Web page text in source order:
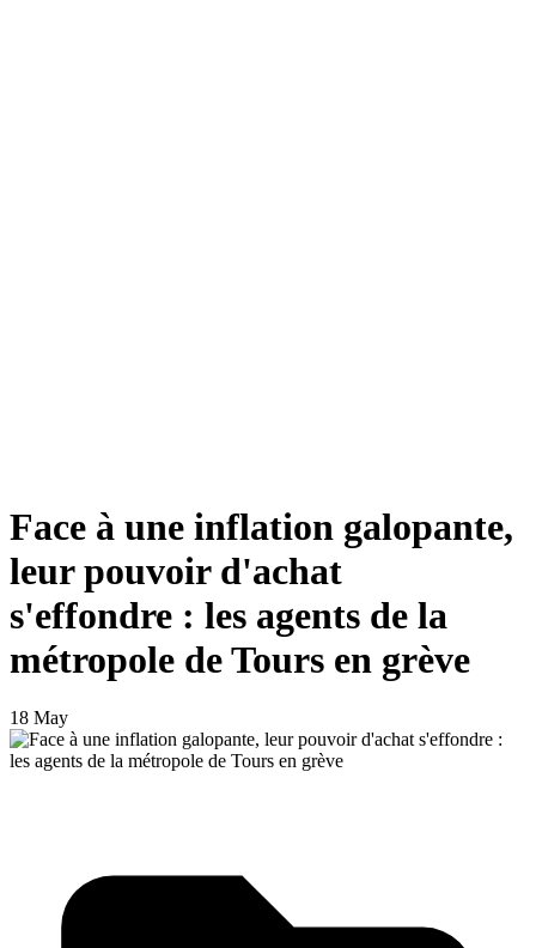
Face à une inflation galopante,
leur pouvoir d'achat
s'effondre : les agents de la
métropole de Tours en grève
18 May